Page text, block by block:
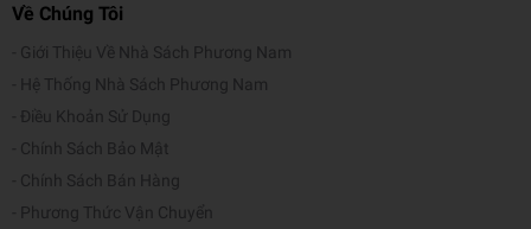
Về Chúng Tôi
Giới Thiệu Về Nhà Sách Phương Nam
Hệ Thống Nhà Sách Phương Nam
Điều Khoản Sử Dụng
Chính Sách Bảo Mật
Chính Sách Bán Hàng
Phương Thức Vận Chuyển